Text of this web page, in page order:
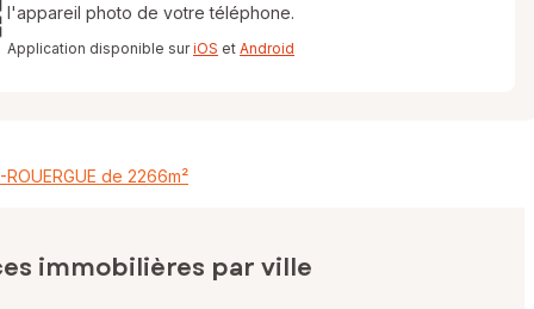
l'appareil photo de votre téléphone.
Application disponible suriOS et Android
de 2266m²
immobilières par ville